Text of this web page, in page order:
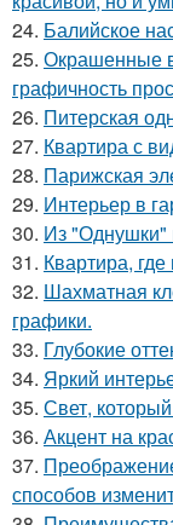
24. Балийское
25. Окрашенные
графичность
26. Питерская
27. Квартира с
28. Парижская
29. Интерьер в
30. Из "Однушки"
31. Квартира, где
32. Шахматная
графики.
33. Глубокие
34. Яркий
35. Свет,
36. Акцент на
37.
способов